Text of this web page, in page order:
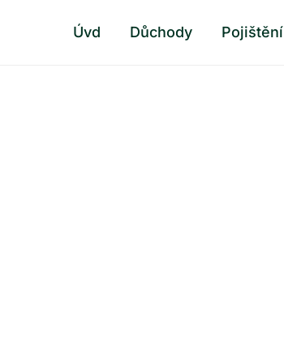
Úvd Důchody Pojištění